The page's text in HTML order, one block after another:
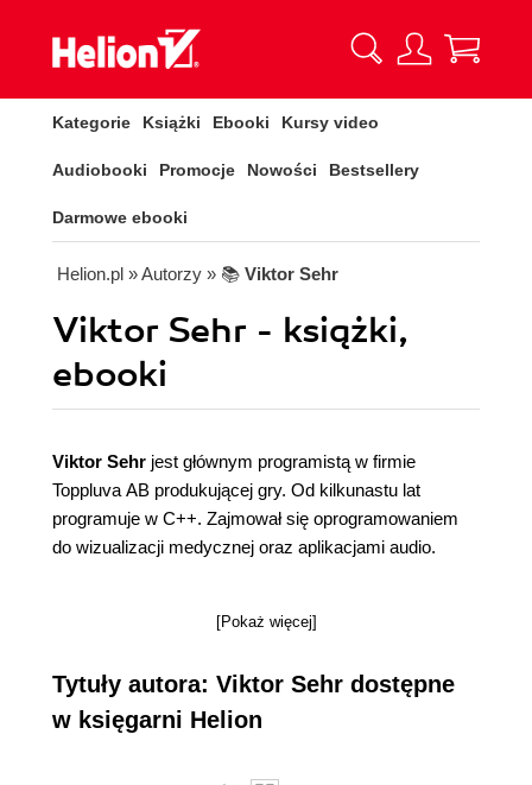
Kategorie Książki Ebooki Kursy video
Audiobooki Promocje Nowości Bestsellery
Darmowe ebooki
Helion.pl » Autorzy » 📚 Viktor Sehr
Viktor Sehr - książki,
ebooki
Viktor Sehr jest głównym programistą w firmie
Toppluva AB produkującej gry. Od kilkunastu lat
programuje w C++. Zajmował się oprogramowaniem
do wizualizacji medycznej oraz aplikacjami audio.
[Pokaż więcej]
Tytuły autora: Viktor Sehr dostępne
w księgarni Helion